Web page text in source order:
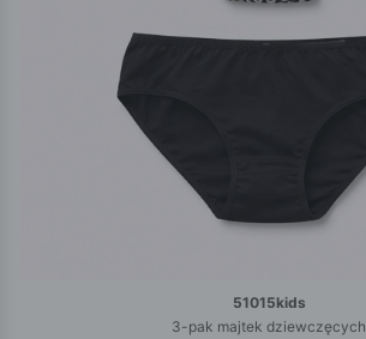
51015kids
3-pak majtek dziewczęcych